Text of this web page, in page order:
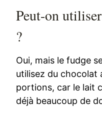
Peut-on
?
Oui, mais le fudge
utilisez du chocolat
portions, car le lait
déjà beaucoup de